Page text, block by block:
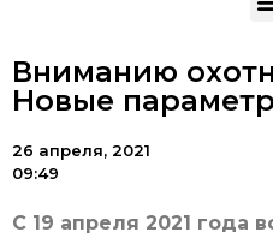
Вниманию
Новые
26 апреля, 2021
09:49
С 19 апреля 2021 года